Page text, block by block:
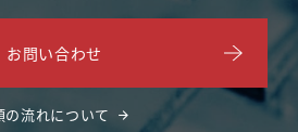
お問い合わせ
の流れについて